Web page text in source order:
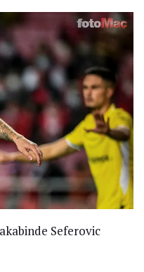
Seferovic